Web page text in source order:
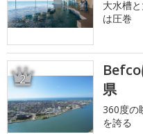
大水槽
は圧巻
2
県
360度の
を誇る